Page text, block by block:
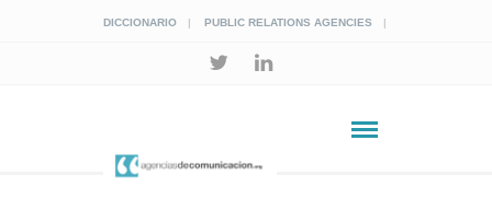
DICCIONARIO PUBLIC RELATIONS AGENCIES